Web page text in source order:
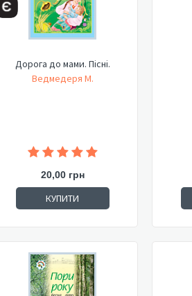
Дорога до мами. Пісні.
Ведмедеря М.
20,00 грн
КУПИТИ